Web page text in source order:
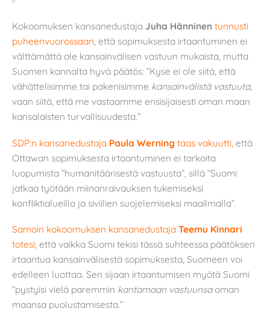
Kokoomuksen kansanedustaja Juha Hänninen tunnusti
puheenvuorossaan , että sopimuksesta irtaantuminen ei
välttämättä ole kansainvälisen vastuun mukaista, mutta
Suomen kannalta hyvä päätös: ”Kyse ei ole siitä, että
vähättelisimme tai pakenisimme kansainvälistä vastuuta,
vaan siitä, että me vastaamme ensisijaisesti oman maan
kansalaisten turvallisuudesta.”
SDP:n kansanedustaja Paula Werning taas vakuutti, että
Ottawan sopimuksesta irtaantuminen ei tarkoita
luopumista ”humanitäärisestä vastuusta”, sillä ”Suomi
jatkaa työtään miinanraivauksen tukemiseksi
konfliktialueilla ja siviilien suojelemiseksi maailmalla”.
Samoin kokoomuksen kansanedustaja Teemu Kinnari
totesi, että vaikka Suomi tekisi tässä suhteessa päätöksen
irtaantua kansainvälisestä sopimuksesta, Suomeen voi
edelleen luottaa. Sen sijaan irtaantumisen myötä Suomi
”pystyisi vielä paremmin kantamaan vastuunsaoman
maansa puolustamisesta.”